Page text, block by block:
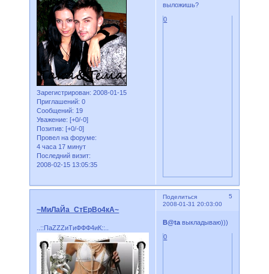
Зарегистрирован: 2008-01-15
Приглашений: 0
Сообщений: 19
Уважение: [+0/-0]
Позитив: [+0/-0]
Провел на форуме:
4 часа 17 минут
Последний визит:
2008-02-15 13:05:35
выложишь?
0
Поделиться
5
2008-01-31 20:03:00
~МиЛаЙа_СтЕрВо4кА~
..::ПаZZZиТиФФФ4иК::..
B@ta выкладываю)))
0